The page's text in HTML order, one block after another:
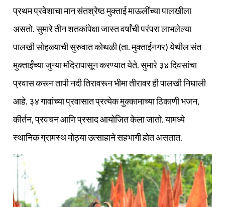
प्रथम प्रवेशाचा मान संतश्रेष्ठ मुक्ताई माऊलींच्या पालखीला
असतो. सुमारे तीन शतकांपेक्षा जास्त वर्षांची परंपरा लाभलेल्या
पालखी सोहळ्याची सुरुवात कोथळी (ता. मुक्ताईनगर) येथील संत
मुक्ताईंच्या जुन्या मंदिरापासून करण्यात येते. सुमारे ३४ दिवसांचा
प्रवास करून तापी नदी तिरावरून भीमा तीरावर ही पालखी निघाली
आहे. ३४ गावांच्या प्रवासात प्रत्येक मुक्कामाच्या ठिकाणी भजन,
कीर्तन, प्रवचन आणि प्रसाद आयोजित केला जातो. यामध्ये
स्थानिक ग्रामस्थ मोठ्या उत्साहाने सहभागी होत असतात.